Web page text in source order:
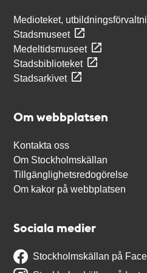
Medioteket,
Stadsmuseet
Medeltidsmuseet
Stadsbiblioteket
Stadsarkivet
Om webbplatsen
Kontakta oss
Om Stockholmskällan
Tillgänglighetsredogörelse
Om kakor på webbplatsen
Sociala medier
Stockholmskällan på